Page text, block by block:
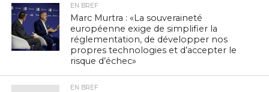
EN BREF
Marc Murtra : «La souveraineté
européenne exige de simplifier la
réglementation, de développer nos
propres technologies et d’accepter le
risque d’échec»
EN BREF